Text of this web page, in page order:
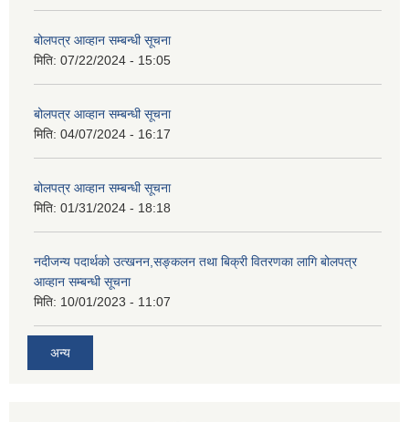
बोलपत्र आव्हान सम्बन्धी सूचना
मिति: 07/22/2024 - 15:05
बोलपत्र आव्हान सम्बन्धी सूचना
मिति: 04/07/2024 - 16:17
बोलपत्र आव्हान सम्बन्धी सूचना
मिति: 01/31/2024 - 18:18
नदीजन्य पदार्थको उत्खनन,सङ्कलन तथा बिक्री वितरणका लागि बोलपत्र
आव्हान सम्बन्धी सूचना
मिति: 10/01/2023 - 11:07
अन्य